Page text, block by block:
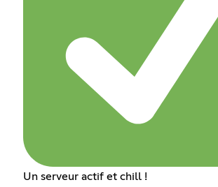
Un serveur actif et chill !